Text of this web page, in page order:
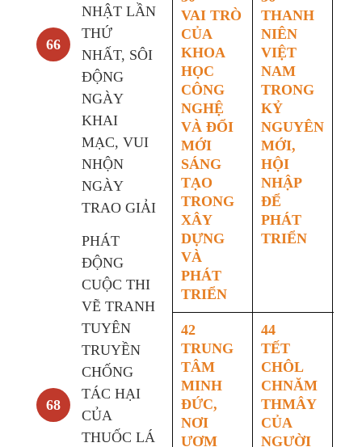
66
NHẬT LẦN
THỨ
NHẤT, SÔI
ĐỘNG
NGÀY
KHAI
MẠC, VUI
NHỘN
NGÀY
TRAO GIẢI
68
PHÁT
ĐỘNG
CUỘC THI
VẼ TRANH
TUYÊN
TRUYỀN
CHỐNG
TÁC HẠI
CỦA
THUỐC LÁ
VAI TRÒ
CỦA
KHOA
HỌC
CÔNG
NGHỆ
VÀ ĐỔI
MỚI
SÁNG
TẠO
TRONG
XÂY
DỰNG
VÀ
PHÁT
TRIỂN
THANH
NIÊN
VIỆT
NAM
TRONG
KỶ
NGUYÊN
MỚI,
HỘI
NHẬP
ĐỂ
PHÁT
TRIỂN
42
TRUNG
TÂM
MINH
ĐỨC,
NƠI
ƯƠM
44
TẾT
CHÔL
CHNĂM
THMÂY
CỦA
NGƯỜI